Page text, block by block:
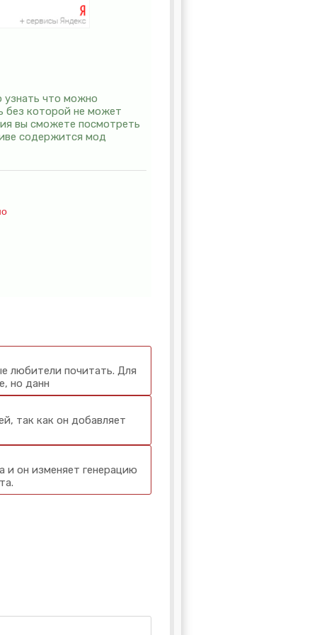
узнать что можно
без которой не может
вы сможете посмотреть
содержится мод
любители почитать. Для
но данн
так как он добавляет
и он изменяет генерацию